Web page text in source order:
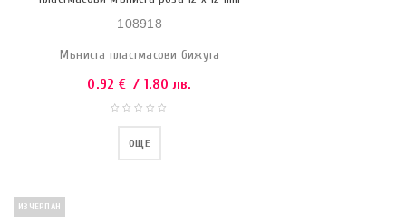
108918
Мъниста пластмасови бижута
0.92 € / 1.80 лв.
ОЩЕ
ИЗЧЕРПАН